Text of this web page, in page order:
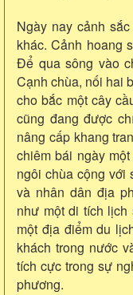
Ngày nay cảnh
khác. Cảnh hoang
Để qua sông vào
Cạnh chùa, nối hai
cho bắc một cây
cũng đang được
nâng cấp khang
chiêm bái ngày
ngôi chùa cộng với
và nhân dân địa
như một di tích
một địa điểm du
khách trong nước
tích cực trong sự
phương.